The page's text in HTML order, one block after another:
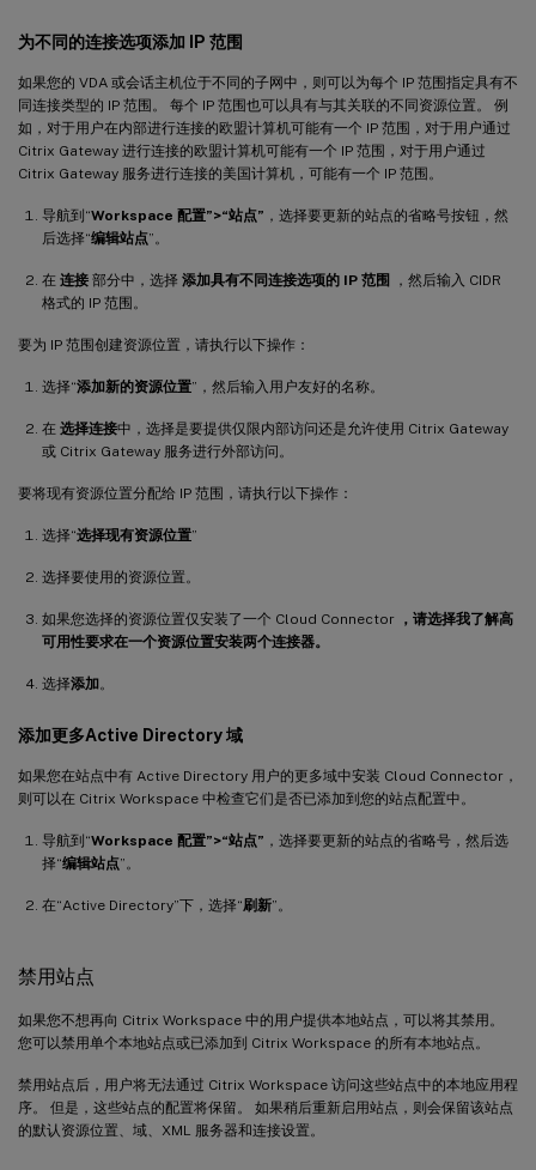
为不同的连接选项添加 IP 范围
如果您的 VDA 或会话主机位于不同的子网中，则可以为每个 IP 范围指定具有不
同连接类型的 IP 范围。 每个 IP 范围也可以具有与其关联的不同资源位置。 例
如，对于用户在内部进行连接的欧盟计算机可能有一个 IP 范围，对于用户通过
Citrix Gateway 进行连接的欧盟计算机可能有一个 IP 范围，对于用户通过
Citrix Gateway 服务进行连接的美国计算机，可能有一个 IP 范围。
导航到“Workspace 配置”>“站点” ，选择要更新的站点的省略号按钮，然
后选择“编辑站点”。
在 连接 部分中，选择 添加具有不同连接选项的 IP 范围 ，然后输入 CIDR
格式的 IP 范围。
要为 IP 范围创建资源位置，请执行以下操作：
选择“添加新的资源位置”，然后输入用户友好的名称。
在 选择连接中，选择是要提供仅限内部访问还是允许使用 Citrix Gateway
或 Citrix Gateway 服务进行外部访问。
要将现有资源位置分配给 IP 范围，请执行以下操作：
选择“选择现有资源位置”
选择要使用的资源位置。
如果您选择的资源位置仅安装了一个 Cloud Connector ，请选择我了解高
可用性要求在一个资源位置安装两个连接器。
选择添加。
添加更多Active Directory 域
如果您在站点中有 Active Directory 用户的更多域中安装 Cloud Connector，
则可以在 Citrix Workspace 中检查它们是否已添加到您的站点配置中。
导航到“Workspace 配置”>“站点” ，选择要更新的站点的省略号，然后选
择“编辑站点”。
在“Active Directory”下，选择“刷新”。
禁用站点
如果您不想再向 Citrix Workspace 中的用户提供本地站点，可以将其禁用。
您可以禁用单个本地站点或已添加到 Citrix Workspace 的所有本地站点。
禁用站点后，用户将无法通过 Citrix Workspace 访问这些站点中的本地应用程
序。 但是，这些站点的配置将保留。 如果稍后重新启用站点，则会保留该站点
的默认资源位置、域、XML 服务器和连接设置。